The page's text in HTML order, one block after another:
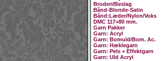
Broderi/Beslag
Bånd-Blonde-Satin
Bånd:Læder/Nylon/Voks
DMC 117+80 mm.
Garn Pakker
Garn: Acryl
Garn: Bomuld/Bom. Ac.
Garn: Hæklegarn
Garn: Pels + Effektgarn
Garn: Uld Acryl